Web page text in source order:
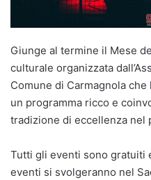
Giunge al termine il Mese
culturale organizzata
Comune di Carmagnola
un programma ricco e
tradizione di eccellenza nel
Tutti gli eventi sono gratuiti
eventi si svolgeranno nel